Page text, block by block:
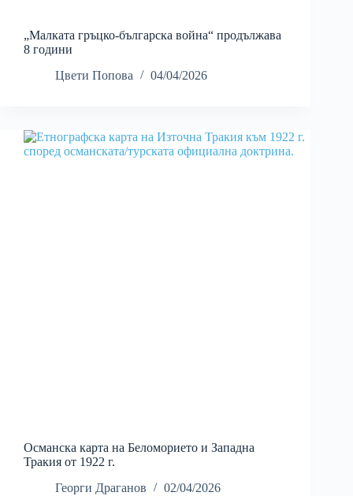
„Малката гръцко-българска война“ продължава
8 години
Цвети Попова
04/04/2026
Османска карта на Беломорието и Западна
Тракия от 1922 г.
Георги Драганов
02/04/2026